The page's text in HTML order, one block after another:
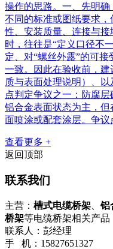
操作的思路。一、先明
不同的标准或图纸要求
性、安装质量、连接与
时，往往是“定义口径不
定、对“螺丝外露”的可
一致。因此在验收前，
质与表面处理说明）、
点判定争议之一：防腐
铝合金表面状态为主，
面喷涂或配套涂层。争
查看更多 +
返回顶部
联系我们
主营： 槽式电缆桥架 、铝
桥架等电缆桥架相关产品
联系人：彭经理
手 机：15827651327